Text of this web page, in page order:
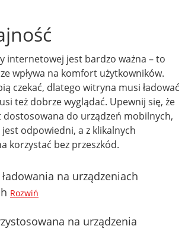
internetowej jest bardzo ważna – to
wpływa na komfort użytkowników.
czekać, dlatego witryna musi ładować
też dobrze wyglądać. Upewnij się, że
do urządzeń mobilnych,
odpowiedni, a z klikalnych
korzystać bez przeszkód.
ładowania na urządzeniach
Rozwiń
na urządzenia